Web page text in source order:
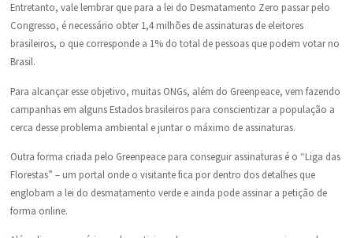
Entretanto, vale lembrar que para a lei do Desmatamento Zero passar pelo
Congresso, é necessário obter 1,4 milhões de assinaturas de eleitores
brasileiros, o que corresponde a 1% do total de pessoas que podem votar no
Brasil.
Para alcançar esse objetivo, muitas ONGs, além do Greenpeace, vem fazendo
campanhas em alguns Estados brasileiros para conscientizar a população a
cerca desse problema ambiental e juntar o máximo de assinaturas.
Outra forma criada pelo Greenpeace para conseguir assinaturas é o “Liga das
Florestas” – um portal onde o visitante fica por dentro dos detalhes que
englobam a lei do desmatamento verde e ainda pode assinar a petição de
forma online.